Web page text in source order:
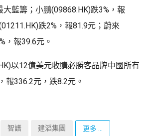
藍籌；小鵬(09868.HK)跌3%，報
跌2%，報81.9元；蔚來
，報39.6元。
以12億美元收購必勝客品牌中國所有
報336.2元，跌8.2元。
智譜 建滔集團 更多 ...